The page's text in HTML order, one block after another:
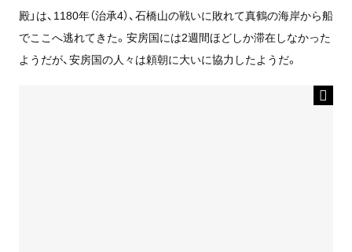
殿」は、1180年（治承4）、石橋山の戦いに敗れて真鶴の海岸から船
でここへ逃れてきた。安房国には2週間ほどしか滞在しなかった
ようだが、安房国の人々は頼朝に大いに協力したようだ。